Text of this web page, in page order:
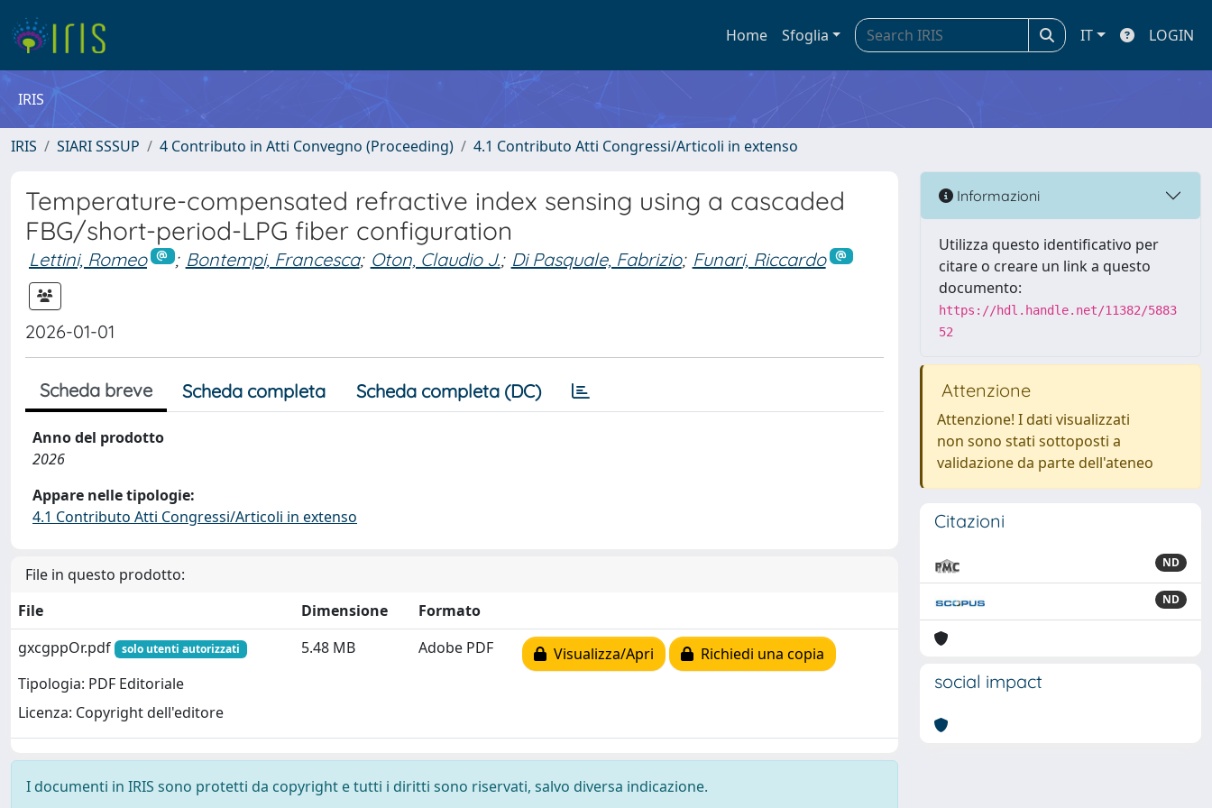
Home Sfoglia IT LOGIN
IRIS
IRIS SIARI SSSUP 4 Contributo in Atti Convegno (Proceeding) 4.1 Contributo Atti Congressi/Articoli in extenso
Temperature-compensated refractive index sensing using a cascaded
FBG/short-period-LPG fiber configuration
Lettini, Romeo ; Bontempi, Francesca; Oton, Claudio J.; Di Pasquale, Fabrizio; Funari, Riccardo
2026-01-01
Scheda breve Scheda completa Scheda completa (DC)
Anno del prodotto
2026
Appare nelle tipologie:
4.1 Contributo Atti Congressi/Articoli in extenso
File in questo prodotto:
File
Dimensione
Formato
gxcgppOr.pdf
solo utenti autorizzati
Tipologia: PDF Editoriale
Licenza: Copyright dell'editore
5.48 MB Adobe PDF Visualizza/Apri Richiedi una copia
I documenti in IRIS sono protetti da copyright e tutti i diritti sono riservati, salvo diversa indicazione.
Informazioni
Utilizza questo identificativo per
citare o creare un link a questo
documento:
https://hdl.handle.net/11382/5883
52
Attenzione
Attenzione! I dati visualizzati
non sono stati sottoposti a
validazione da parte dell'ateneo
Citazioni
ND
ND
social impact